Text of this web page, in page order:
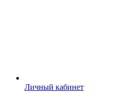
Личный кабинет